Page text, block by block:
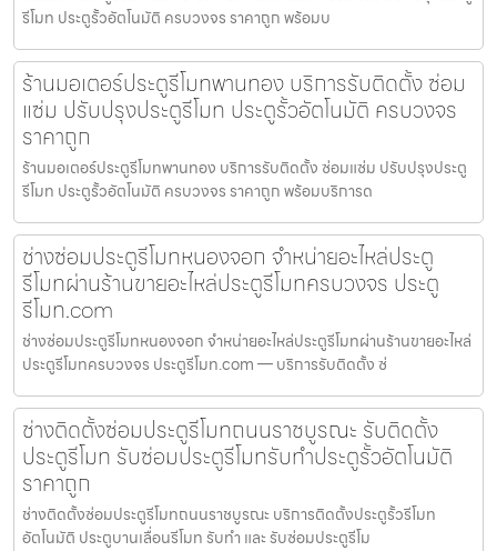
รีโมท ประตูรั้วอัตโนมัติ ครบวงจร ราคาถูก พร้อมบ
ร้านมอเตอร์ประตูรีโมทพานทอง บริการรับติดตั้ง ซ่อม
แซ่ม ปรับปรุงประตูรีโมท ประตูรั้วอัตโนมัติ ครบวงจร
ราคาถูก
ร้านมอเตอร์ประตูรีโมทพานทอง บริการรับติดตั้ง ซ่อมแซ่ม ปรับปรุงประตู
รีโมท ประตูรั้วอัตโนมัติ ครบวงจร ราคาถูก พร้อมบริการด
ช่างซ่อมประตูรีโมทหนองจอก จำหน่ายอะไหล่ประตู
รีโมทผ่านร้านขายอะไหล่ประตูรีโมทครบวงจร ประตู
รีโมท.com
ช่างซ่อมประตูรีโมทหนองจอก จำหน่ายอะไหล่ประตูรีโมทผ่านร้านขายอะไหล่
ประตูรีโมทครบวงจร ประตูรีโมท.com — บริการรับติดตั้ง ซ่
ช่างติดตั้งซ่อมประตูรีโมทถนนราชบูรณะ รับติดตั้ง
ประตูรีโมท รับซ่อมประตูรีโมทรับทำประตูรั้วอัตโนมัติ
ราคาถูก
ช่างติดตั้งซ่อมประตูรีโมทถนนราชบูรณะ บริการติดตั้งประตูรั้วรีโมท
อัตโนมัติ ประตูบานเลื่อนรีโมท รับทำ และ รับซ่อมประตูรีโม